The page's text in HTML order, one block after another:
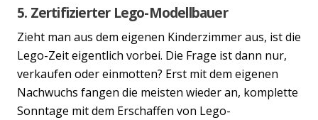
5. Zertifizierter Lego-Modellbauer
Zieht man aus dem eigenen Kinderzimmer aus, ist die
Lego-Zeit eigentlich vorbei. Die Frage ist dann nur,
verkaufen oder einmotten? Erst mit dem eigenen
Nachwuchs fangen die meisten wieder an, komplette
Sonntage mit dem Erschaffen von Lego-